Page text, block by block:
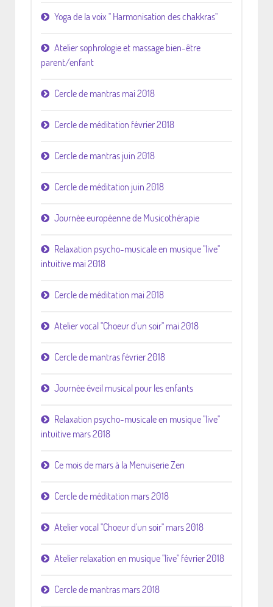
Yoga de la voix " Harmonisation des chakkras"
Atelier sophrologie et massage bien-être
parent/enfant
Cercle de mantras mai 2018
Cercle de méditation février 2018
Cercle de mantras juin 2018
Cercle de méditation juin 2018
Journée européenne de Musicothérapie
Relaxation psycho-musicale en musique "live"
intuitive mai 2018
Cercle de méditation mai 2018
Atelier vocal "Choeur d'un soir" mai 2018
Cercle de mantras février 2018
Journée éveil musical pour les enfants
Relaxation psycho-musicale en musique "live"
intuitive mars 2018
Ce mois de mars à la Menuiserie Zen
Cercle de méditation mars 2018
Atelier vocal "Choeur d'un soir" mars 2018
Atelier relaxation en musique "live" février 2018
Cercle de mantras mars 2018